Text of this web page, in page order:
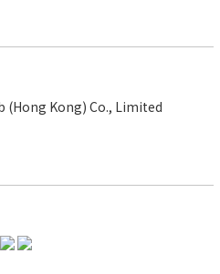
(Hong Kong) Co., Limited